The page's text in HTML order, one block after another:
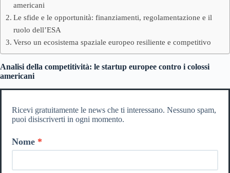
americani
Le sfide e le opportunità: finanziamenti, regolamentazione e il
ruolo dell’ESA
Verso un ecosistema spaziale europeo resiliente e competitivo
Analisi della competitività: le startup europee contro i colossi
americani
Ricevi gratuitamente le news che ti interessano. Nessuno spam,
puoi disiscriverti in ogni momento.
Nome